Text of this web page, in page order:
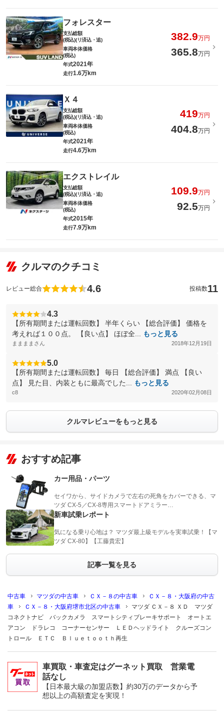
フォレスター
支払総額
(税込)(リ済込・追)
382.9万円
車両本体価格
(税込)
365.8万円
年式2021年
走行1.6万km
Ｘ４
支払総額
(税込)(リ済込・追)
419万円
車両本体価格
(税込)
404.8万円
年式2021年
走行4.6万km
エクストレイル
支払総額
(税込)(リ済込・追)
109.9万円
車両本体価格
(税込)
92.5万円
年式2015年
走行7.9万km
クルマのクチコミ
レビュー総合 4.6 投稿数11
4.3
【所有期間または運転回数】 半年くらい 【総合評価】 価格を
考えれば１００点。 【良い点】 ほぼ全...
もっと見る
ままままさん 2018年12月19日
5.0
【所有期間または運転回数】 毎日 【総合評価】 満点 【良い
点】 見た目、内装ともに最高でした...
もっと見る
c8 2020年02月08日
クルマレビューをもっと見る
おすすめ記事
カー用品・パーツ
セイワから、サイドカメラで左右の死角をカバーできる、マ
ツダ CX-5／CX-8専用スマートドアミラー…
新車試乗レポート
気になる乗り心地は？ マツダ最上級モデルを実車試乗！【マ
ツダ CX-80】【工藤貴宏】
記事一覧を見る
中古車 マツダの中古車 ＣＸ－８の中古車
ＣＸ－８・大阪府の中古
車
ＣＸ－８・大阪府堺市北区の中古車
マツダ ＣＸ－８ ＸＤ マツダ
コネクトナビ バックカメラ スマートシティブレーキサポート オートエ
アコン ドラレコ コーナーセンサー ＬＥＤヘッドライト クルーズコン
トロール ＥＴＣ Ｂｌｕｅｔｏｏｔｈ再生
車買取・車査定はグーネット買取 営業電
話なし
【日本最大級の加盟店数】約30万のデータから予
想以上の高額査定を実現！